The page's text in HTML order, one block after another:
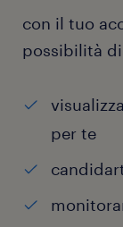
con il tuo
possibilità
per te